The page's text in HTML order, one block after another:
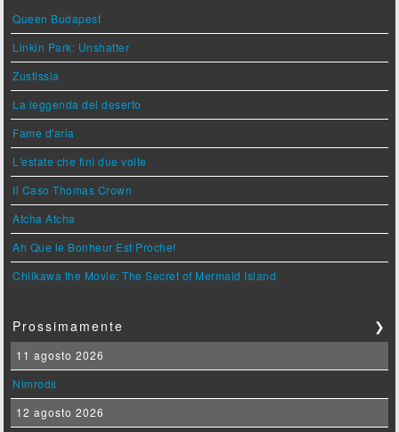
Queen Budapest
Linkin Park: Unshatter
Zustissia
La leggenda del deserto
Fame d'aria
L'estate che finì due volte
Il Caso Thomas Crown
Atcha Atcha
Ah Que le Bonheur Est Proche!
Chiikawa the Movie: The Secret of Mermaid Island
Prossimamente ❯
11 agosto 2026
Nimrods
12 agosto 2026